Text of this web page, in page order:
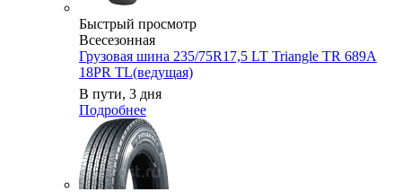
Быстрый просмотр
Всесезонная
Грузовая шина 235/75R17,5 LT Triangle TR 689A
18PR TL(ведущая)
В пути, 3 дня
Подробнее